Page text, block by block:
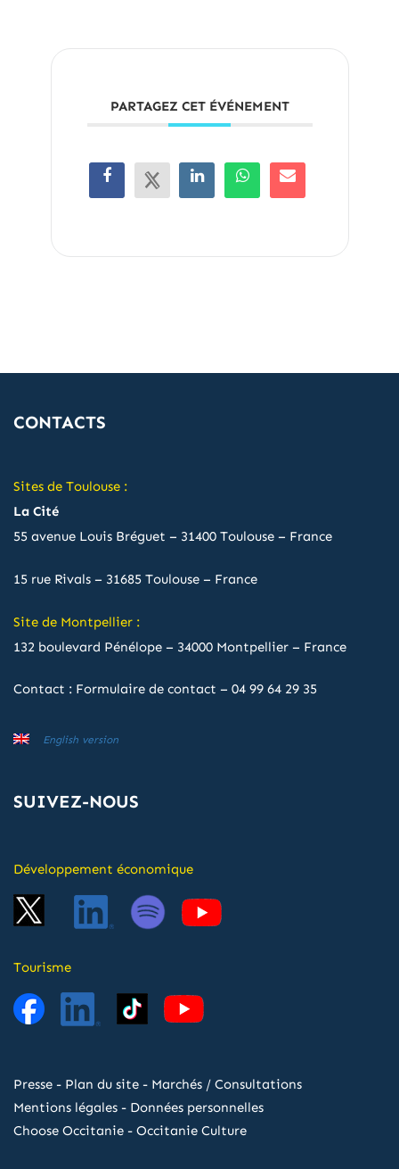
PARTAGEZ CET ÉVÉNEMENT
CONTACTS
Sites de Toulouse :
La Cité
55 avenue Louis Bréguet – 31400 Toulouse – France
15 rue Rivals – 31685 Toulouse – France
Site de Montpellier :
132 boulevard Pénélope – 34000 Montpellier – France
Contact : Formulaire de contact – 04 99 64 29 35
English version
SUIVEZ-NOUS
Développement économique
Tourisme
Presse - Plan du site - Marchés / Consultations
Mentions légales - Données personnelles
Choose Occitanie - Occitanie Culture